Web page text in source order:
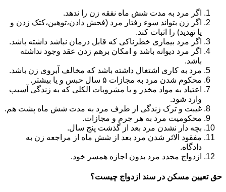
اگر مرد به مدت شش ماه نفقه زن را ندهد.
اگر زن بتواند سوء رفتار مرد (فحش دادن،توهین،کتک زدن و
یا تهدید) را اثبات کند.
اگر مرد بیماری خطرناکی که قابل درمان نباشد داشته باشد.
اگر مرد دیوانه باشد و امکان برهم زدن عقد وجود نداشته
باشد.
مرد به کاری اشتغال داشته باشد که مخالف آبروی زن باشد.
محکوم شدن مرد به مجازات ۵ سال حبس و یا بیشتر.
اعتیاد به مواد مخدر و یا مشروبات الکلی که به زندگی آسیب
وارد شود.
غیبت و ترک زندگی از طرف مرد به مدت شش ماه پشت هم.
محکومیت مرد به هر جرم و مجازات.
بچه دار نشدن مرد بعد از گذشت پنج سال.
مفقود الاثر شدن مرد بعد از شش ماه از مراجعه زن به
دادگاه.
ازدواج مجدد مرد بدون اجازه همسر خود.
حق تعیین مسکن در سند ازدواج چیست؟